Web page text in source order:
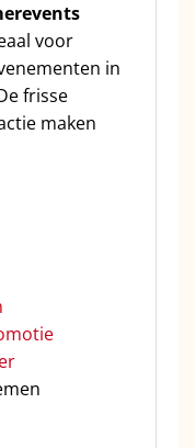
voor
in
frisse
maken